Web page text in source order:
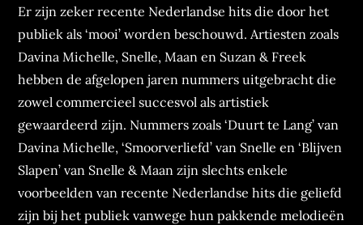
Er zijn zeker recente Nederlandse hits die door het
publiek als ‘mooi’ worden beschouwd. Artiesten zoals
Davina Michelle, Snelle, Maan en Suzan & Freek
hebben de afgelopen jaren nummers uitgebracht die
zowel commercieel succesvol als artistiek
gewaardeerd zijn. Nummers zoals ‘Duurt te Lang’ van
Davina Michelle, ‘Smoorverliefd’ van Snelle en ‘Blijven
Slapen’ van Snelle & Maan zijn slechts enkele
voorbeelden van recente Nederlandse hits die geliefd
zijn bij het publiek vanwege hun pakkende melodieën